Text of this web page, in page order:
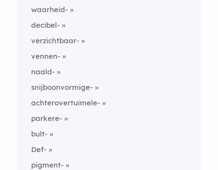
waarheid-
decibel-
verzichtbaar-
vennen-
naald-
snijboonvormige-
achterovertuimele-
parkere-
bult-
Def-
pigment-